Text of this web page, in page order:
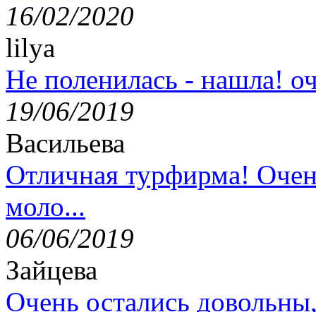
16/02/2020
lilya
Не поленилась - нашла!
19/06/2019
Васильева
Отличная турфирма!
моло...
06/06/2019
Зайцева
Очень остались